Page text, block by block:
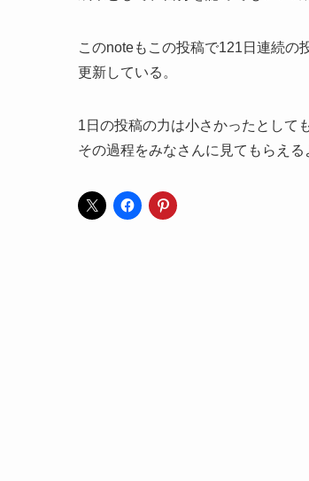
このnoteもこの投稿で121日連続の
更新している。
1日の投稿の力は小さかったとして
その過程をみなさんに見てもらえる